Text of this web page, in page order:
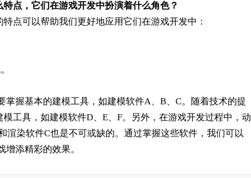
点，它们在游戏开发中扮演着什么角色？
点可以帮助我们更好地应用它们在游戏开发中：
掌握基本的建模工具，如建模软件A、B、C。随着技术的提
工具，如建模软件D、E、F。另外，在游戏开发过程中，动
渲染软件C也是不可或缺的。通过掌握这些软件，我们可以
添精彩的效果。